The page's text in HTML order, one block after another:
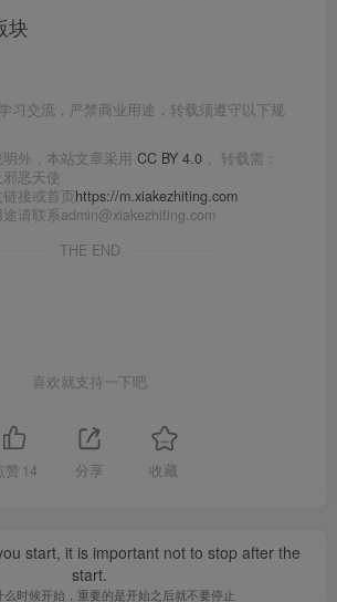
块
习交流，严禁商业用途，转载须遵守以下规
外，本站文章采用 CC BY 4.0 ， 转载需：
邪恶天使
接或首页https://m.xiakezhiting.com
请联系admin@xiakezhiting.com
THE END
喜欢就支持一下吧
赞 14 分享 收藏
start, it is important not to stop after the
start.
么时候开始，重要的是开始之后就不要停止